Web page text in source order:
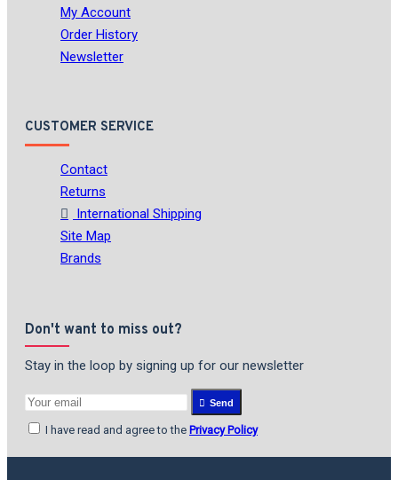
My Account
Order History
Newsletter
CUSTOMER SERVICE
Contact
Returns
International Shipping
Site Map
Brands
Don't want to miss out?
Stay in the loop by signing up for our newsletter
Send
I have read and agree to the Privacy Policy